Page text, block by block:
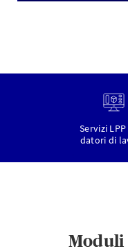
Servizi
datori di
Moduli